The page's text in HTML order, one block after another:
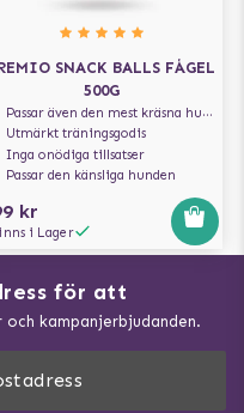
SNACK BALLS FÅGEL
500G
Passar även den mest kräsna hunden
Utmärkt träningsgodis
Inga onödiga tillsatser
Passar den känsliga hunden
kr
i Lager
för att
kampanjerbjudanden.